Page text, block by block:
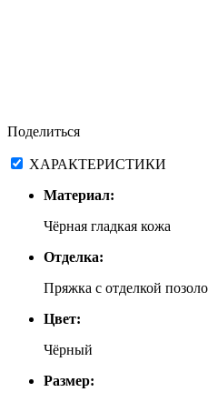
Поделиться
ХАРАКТЕРИСТИКИ
Материал:
Чёрная гладкая кожа
Отделка:
Пряжка с отделкой
Цвет:
Чёрный
Размер: